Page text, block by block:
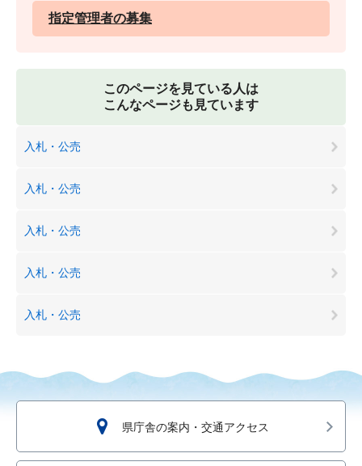
指定管理者の募集
このページを見ている人は
こんなページも見ています
入札・公売
入札・公売
入札・公売
入札・公売
入札・公売
県庁舎の案内・交通アクセス